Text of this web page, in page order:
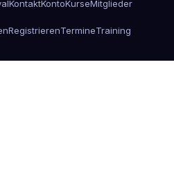
KontaktKontoKurseMitglieder
RegistrierenTermineTraining